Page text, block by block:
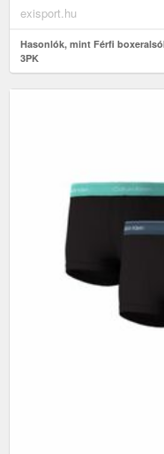
exisport.hu
Hasonlók, mint Férfi
3PK